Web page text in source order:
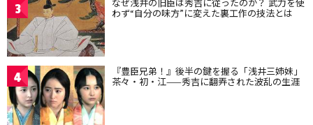
3 わず“自分の味方”に変えた裏工作の技法とは
4 『豊臣兄弟！』後半の鍵を握る「浅井三姉妹」
茶々・初・江——秀吉に翻弄された波乱の生涯